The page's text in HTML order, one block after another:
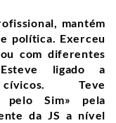
mantém
política. Exerceu
com diferentes
ligado a
cívicos.Teve
pelo Sim» pela
da JS a nível